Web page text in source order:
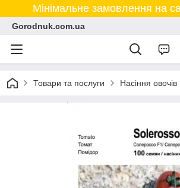
Мінімальне замовлення на
Gorodnuk.com.ua
Товари та послуги Насіння